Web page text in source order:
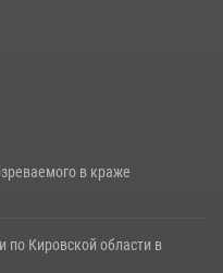
в краже
по Кировской области в